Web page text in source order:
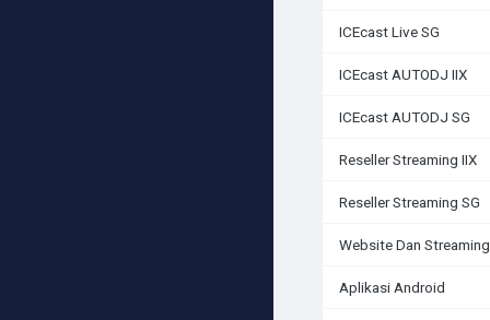
ICEcast Live SG
ICEcast AUTODJ IIX
ICEcast AUTODJ SG
Reseller Streaming IIX
Reseller Streaming SG
Website Dan Streaming
Aplikasi Android